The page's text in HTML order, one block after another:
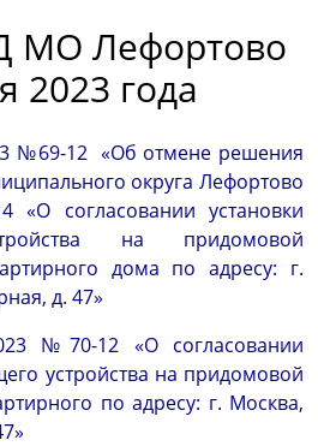
МО Лефортово
2023 года
№69-12 «Об отмене решения
округа Лефортово
согласовании установки
на придомовой
дома по адресу: г.
д. 47»
№70-12 «О согласовании
устройства на придомовой
по адресу: г. Москва,